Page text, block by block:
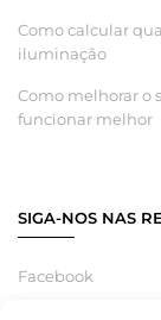
Como calcular
iluminação
Como melhorar o
funcionar melhor
SIGA-NOS NAS
Facebook